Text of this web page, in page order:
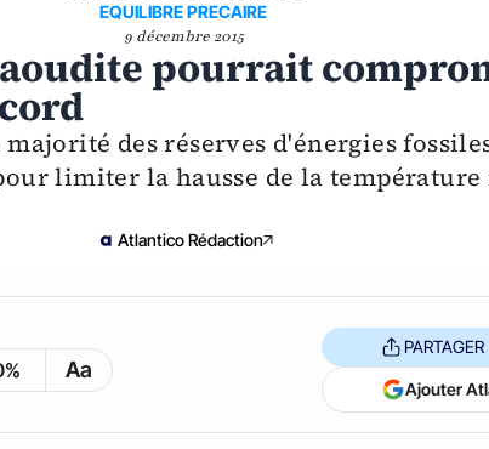
EQUILIBRE PRECAIRE
9 décembre 2015
pourrait
des réserves d'énergies
limiter la hausse de la
Atlantico Rédaction
Aa
PARTAGER
Ajouter